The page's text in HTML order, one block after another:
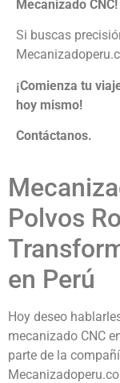
Mecanizado CNC!
Si buscas
¡Comienza tu
hoy mismo!
Contáctanos.
Polvos
en Perú
Hoy deseo
mecanizado CNC
parte de la